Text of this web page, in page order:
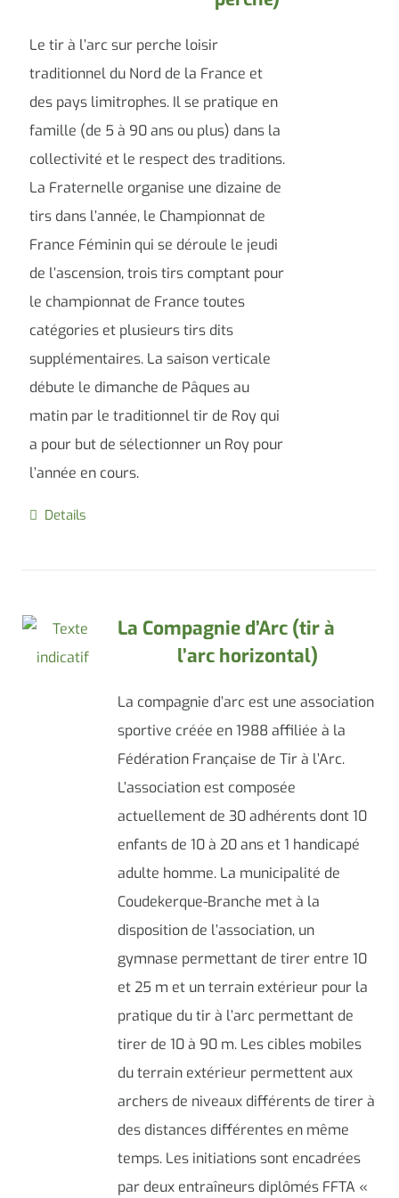
Le tir à l’arc sur perche loisir
traditionnel du Nord de la France et
des pays limitrophes. Il se pratique en
famille (de 5 à 90 ans ou plus) dans la
collectivité et le respect des traditions.
La Fraternelle organise une dizaine de
tirs dans l’année, le Championnat de
France Féminin qui se déroule le jeudi
de l’ascension, trois tirs comptant pour
le championnat de France toutes
catégories et plusieurs tirs dits
supplémentaires. La saison verticale
débute le dimanche de Pâques au
matin par le traditionnel tir de Roy qui
a pour but de sélectionner un Roy pour
l’année en cours.
Details
La Compagnie d’Arc (tir à
l’arc horizontal)
La compagnie d’arc est une association
sportive créée en 1988 affiliée à la
Fédération Française de Tir à l’Arc.
L’association est composée
actuellement de 30 adhérents dont 10
enfants de 10 à 20 ans et 1 handicapé
adulte homme. La municipalité de
Coudekerque-Branche met à la
disposition de l’association, un
gymnase permettant de tirer entre 10
et 25 m et un terrain extérieur pour la
pratique du tir à l’arc permettant de
tirer de 10 à 90 m. Les cibles mobiles
du terrain extérieur permettent aux
archers de niveaux différents de tirer à
des distances différentes en même
temps. Les initiations sont encadrées
par deux entraîneurs diplômés FFTA «